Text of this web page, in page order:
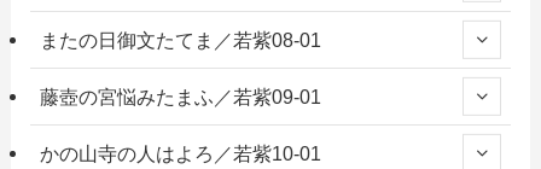
またの日御文たてま／若紫08-01
藤壺の宮悩みたまふ／若紫09-01
かの山寺の人はよろ／若紫10-01